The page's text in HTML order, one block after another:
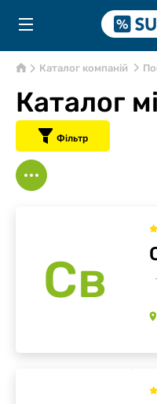
Каталог компаній
Каталог
Фільтр
Св